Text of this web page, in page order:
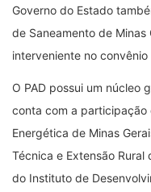
Governo do Estado
de Saneamento de
interveniente no convênio
O PAD possui um núcleo
conta com a participação
Energética de Minas
Técnica e Extensão Rural
do Instituto de